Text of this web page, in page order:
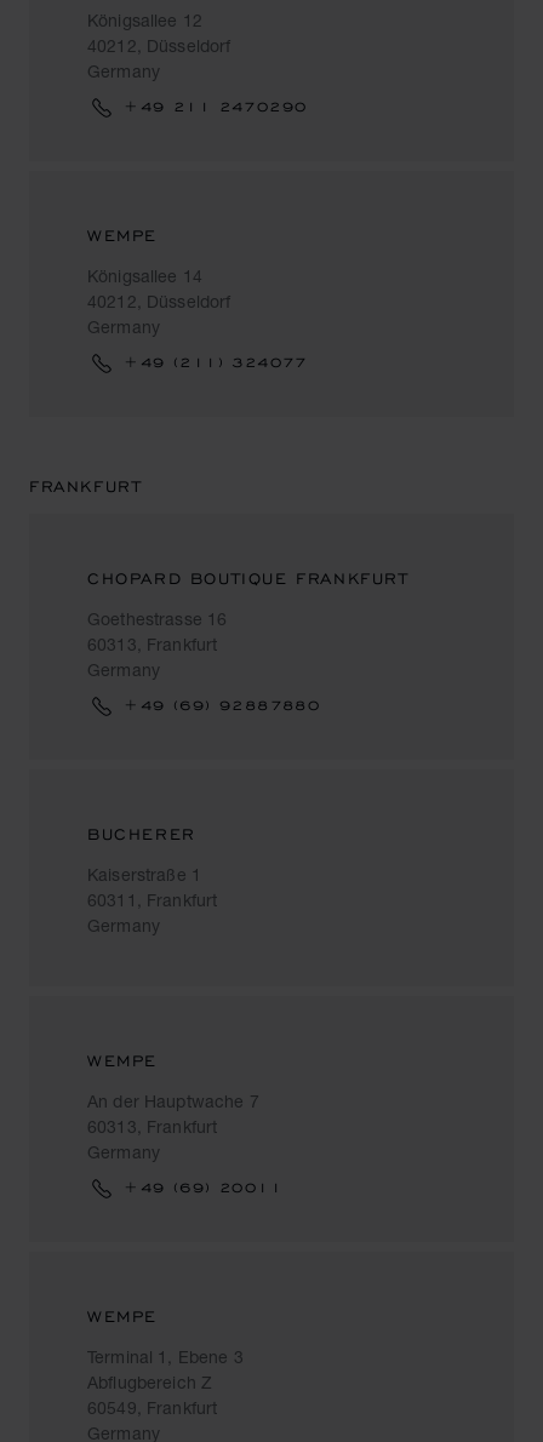
Königsallee 12
40212, Düsseldorf
Germany
+49 211 2470290
WEMPE
Königsallee 14
40212, Düsseldorf
Germany
+49 (211) 324077
FRANKFURT
CHOPARD BOUTIQUE FRANKFURT
Goethestrasse 16
60313, Frankfurt
Germany
+49 (69) 92887880
BUCHERER
Kaiserstraße 1
60311, Frankfurt
Germany
WEMPE
An der Hauptwache 7
60313, Frankfurt
Germany
+49 (69) 20011
WEMPE
Terminal 1, Ebene 3
Abflugbereich Z
60549, Frankfurt
Germany